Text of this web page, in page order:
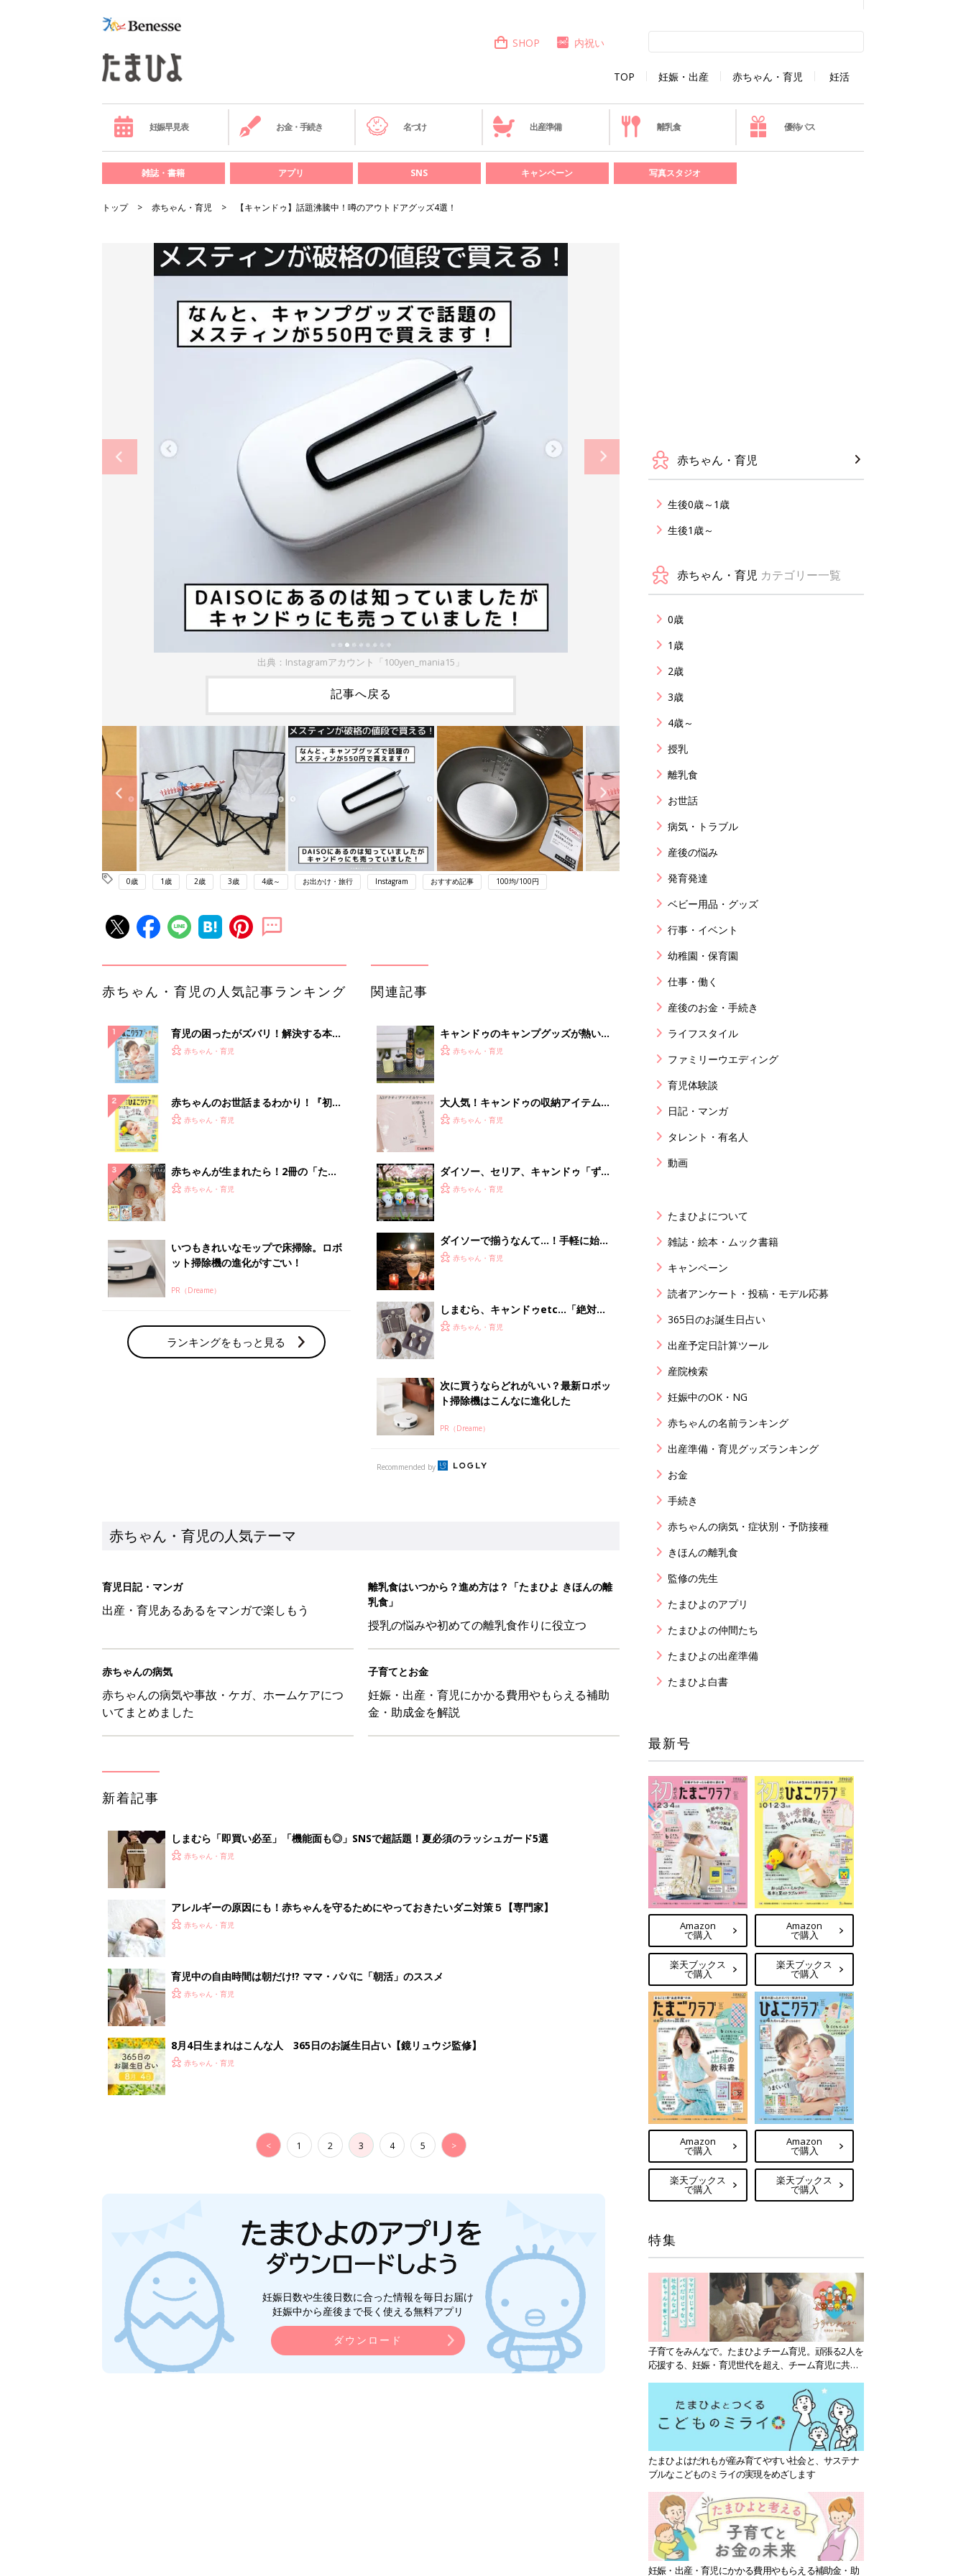
TOP 妊娠・出産 赤ちゃん・育児 妊活
SHOP 内祝い
妊娠早見表 お金・手続き 名づけ 出産準備 離乳食 優待パス
雑誌・書籍 アプリ SNS キャンペーン 写真スタジオ
トップ 赤ちゃん・育児 【キャンドゥ】話題沸騰中！噂のアウトドアグッズ4選！
出典：Instagramアカウント「100yen_mania15」
記事へ戻る
0歳 1歳 2歳 3歳 4歳～ お出かけ・旅行 Instagram おすすめ記事 100均/100円
赤ちゃん・育児の人気記事ランキング
育児の困ったがズバリ！解決する本
『ひよこクラブ 夏号』 4カ月～2才
赤ちゃん・育児
赤ちゃんのお世話まるわかり！『初め
てのひよこクラブ 夏号』〈巻頭大特
赤ちゃん・育児
赤ちゃんが生まれたら！2冊の「たま
ひよ」
赤ちゃん・育児
いつもきれいなモップで床掃除。ロボ
ット掃除機の進化がすごい！
PR（Dreame）
ランキングをもっと見る
関連記事
キャンドゥのキャンプグッズが熱い！
おしゃれで機能性抜群
赤ちゃん・育児
大人気！キャンドゥの収納アイテムが
便利すぎる
赤ちゃん・育児
ダイソー、セリア、キャンドゥ「ずっ
と飾ってたい」「かわいくて即買
赤ちゃん・育児
ダイソーで揃うなんて…！手軽に始め
られるキャンプギア5選
赤ちゃん・育児
しまむら、キャンドゥetc…「絶対使
えるやつ」「オケージョンにも◎」プ
赤ちゃん・育児
次に買うならどれがいい？最新ロボッ
ト掃除機はこんなに進化した
PR（Dreame）
Recommended by
赤ちゃん・育児の人気テーマ
育児日記・マンガ
出産・育児あるあるをマンガで楽しもう
離乳食はいつから？進め方は？「たまひよ きほんの離
乳食」
授乳の悩みや初めての離乳食作りに役立つ
赤ちゃんの病気
赤ちゃんの病気や事故・ケガ、ホームケアにつ
いてまとめました
子育てとお金
妊娠・出産・育児にかかる費用やもらえる補助
金・助成金を解説
新着記事
しまむら「即買い必至」「機能面も◎」SNSで超話題！夏必須のラッシュガード5選
赤ちゃん・育児
アレルギーの原因にも！赤ちゃんを守るためにやっておきたいダニ対策５【専門家】
赤ちゃん・育児
育児中の自由時間は朝だけ!? ママ・パパに「朝活」のススメ
赤ちゃん・育児
8月4日生まれはこんな人 365日のお誕生日占い【鏡リュウジ監修】
赤ちゃん・育児
< 1 2 3 4 5 >
妊娠日数や生後日数に合った情報を毎日お届け
妊娠中から産後まで長く使える無料アプリ
ダウンロード
赤ちゃん・育児
生後0歳～1歳
生後1歳～
赤ちゃん・育児 カテゴリー一覧
0歳
1歳
2歳
3歳
4歳～
授乳
離乳食
お世話
病気・トラブル
産後の悩み
発育発達
ベビー用品・グッズ
行事・イベント
幼稚園・保育園
仕事・働く
産後のお金・手続き
ライフスタイル
ファミリーウエディング
育児体験談
日記・マンガ
タレント・有名人
動画
たまひよについて
雑誌・絵本・ムック書籍
キャンペーン
読者アンケート・投稿・モデル応募
365日のお誕生日占い
出産予定日計算ツール
産院検索
妊娠中のOK・NG
赤ちゃんの名前ランキング
出産準備・育児グッズランキング
お金
手続き
赤ちゃんの病気・症状別・予防接種
きほんの離乳食
監修の先生
たまひよのアプリ
たまひよの仲間たち
たまひよの出産準備
たまひよ白書
最新号
Amazon
で購入
楽天ブックス
で購入
Amazon
で購入
楽天ブックス
で購入
Amazon
で購入
楽天ブックス
で購入
Amazon
で購入
楽天ブックス
で購入
特集
子育てをみんなで。たまひよチーム育児。頑張る2人を
応援する、妊娠・育児世代を超え、チーム育児に共感
たまひよはだれもが産み育てやすい社会と、サステナ
ブルなこどものミライの実現をめざします
妊娠・出産・育児にかかる費用やもらえる補助金・助